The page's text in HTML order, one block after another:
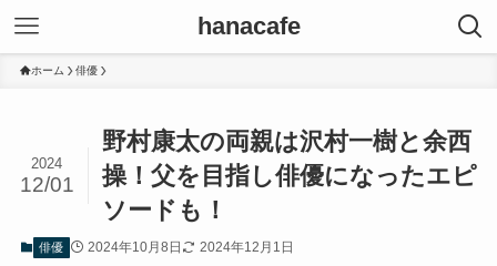
hanacafe
ホーム 俳優
野村康太の両親は沢村一樹と余西
操！父を目指し俳優になったエピ
ソードも！
2024
12/01
俳優 2024年10月8日 2024年12月1日